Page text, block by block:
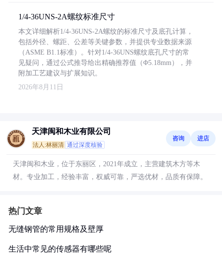
1/4-36UNS-2A螺纹标准尺寸
本文详细解析1/4-36UNS-2A螺纹的标准尺寸及底孔计算，
包括外径、螺距、公差等关键参数，并提供专业数据来源
（ASME B1.1标准）。针对1/4-36UNS螺纹底孔尺寸的常
见疑问，通过公式推导给出精确推荐值（Φ5.18mm），并
附加工艺建议与扩展知识。
2026年8月11日
天津闽和木业有限公司
法人:林丽清 通过深度核验
咨询 进店
天津闽和木业，位于东丽区，2021年成立，主营建筑木方等木
材。专业加工，经验丰富，权威可靠，严选优材，品质有保障。
热门文章
无缝钢管的常用规格及壁厚
生活中常见的传感器有哪些呢